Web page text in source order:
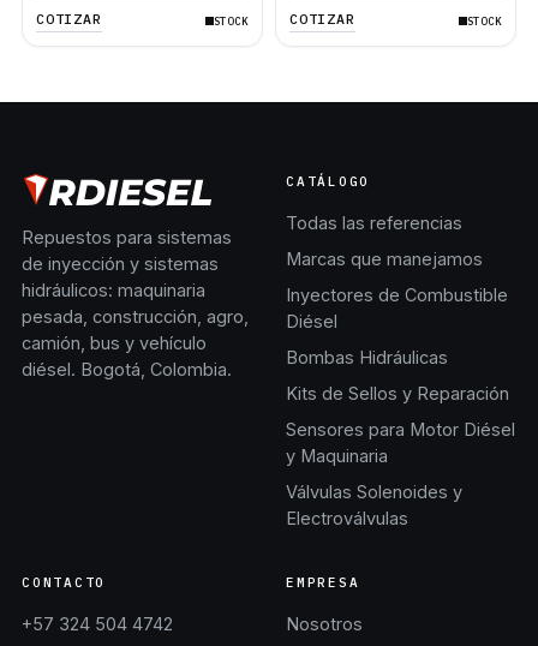
COTIZAR STOCK
325B 325B L
COTIZAR STOCK
Repuestos para sistemas
de inyección y sistemas
hidráulicos: maquinaria
pesada, construcción, agro,
camión, bus y vehículo
diésel. Bogotá, Colombia.
CATÁLOGO
Todas las referencias
Marcas que manejamos
Inyectores de Combustible
Diésel
Bombas Hidráulicas
Kits de Sellos y Reparación
Sensores para Motor Diésel
y Maquinaria
Válvulas Solenoides y
Electroválvulas
CONTACTO
+57 324 504 4742
EMPRESA
Nosotros